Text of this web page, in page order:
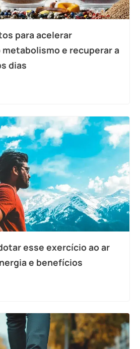
para acelerar
e recuperar a
dias
esse exercício ao ar
e benefícios